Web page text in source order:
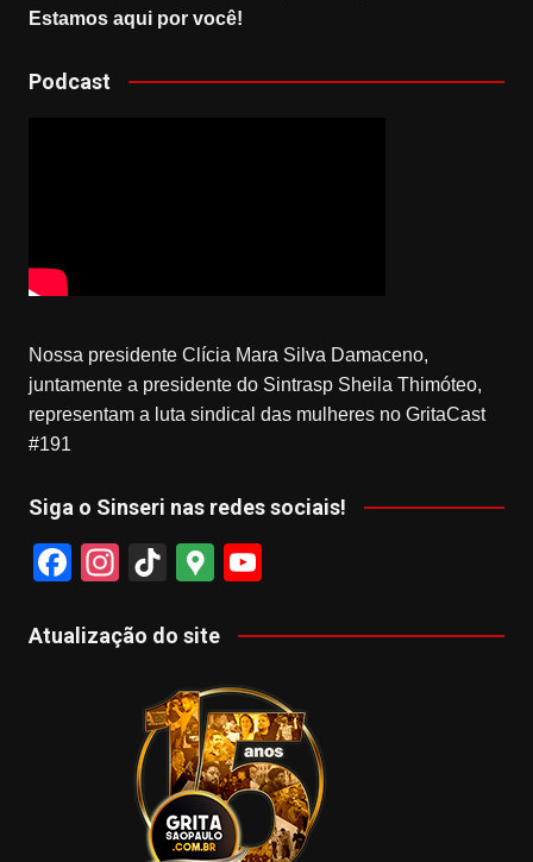
Estamos aqui por você!
Podcast
Nossa presidente Clícia Mara Silva Damaceno,
juntamente a presidente do Sintrasp Sheila Thimóteo,
representam a luta sindical das mulheres no GritaCast
#191
Siga o Sinseri nas redes sociais!
F
c
In
a
m
Ti
T
k
G
o
gl
e
M
a
p
Y
u
u
b
e
Atualização do site